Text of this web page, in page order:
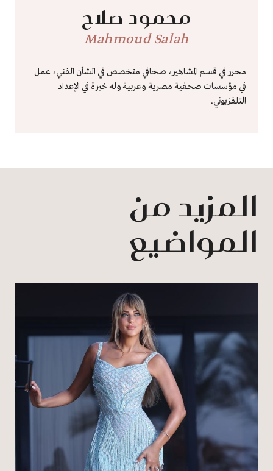
محمود صلاح
Mahmoud Salah
محرر في قسم المشاهير، صحافي متخصص في الشأن الفني، عمل
في مؤسسات صحفية مصرية وعربية وله خبرة في الإعداد
التلفزيوني.
المزيد من
المواضيع